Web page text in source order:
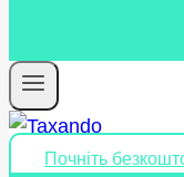
Почніть